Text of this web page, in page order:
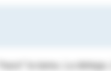
la tarea. La